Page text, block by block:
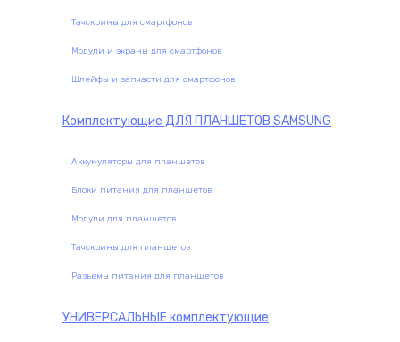
Тачскрины для смартфонов
Модули и экраны для смартфонов
Шлейфы и запчасти для смартфонов
Комплектующие ДЛЯ ПЛАНШЕТОВ SAMSUNG
Аккумуляторы для планшетов
Блоки питания для планшетов
Модули для планшетов
Тачскрины для планшетов
Разъемы питания для планшетов
УНИВЕРСАЛЬНЫЕкомплектующие